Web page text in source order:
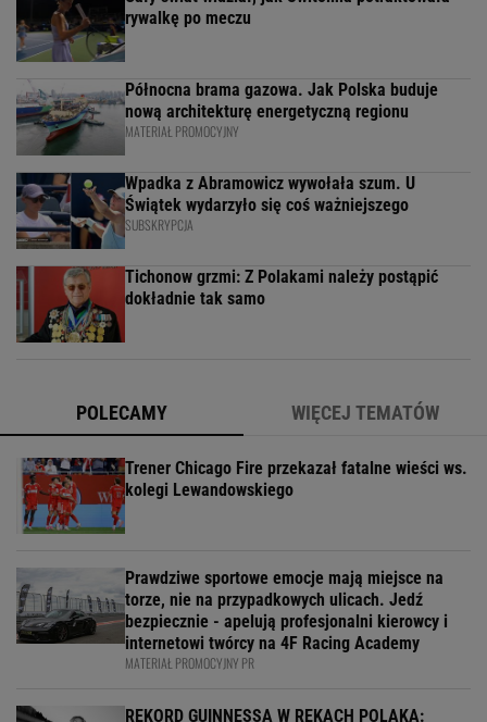
rywalkę po meczu
Północna brama gazowa. Jak Polska buduje
nową architekturę energetyczną regionu
MATERIAŁ PROMOCYJNY
Wpadka z Abramowicz wywołała szum. U
Świątek wydarzyło się coś ważniejszego
SUBSKRYPCJA
Tichonow grzmi: Z Polakami należy postąpić
dokładnie tak samo
POLECAMY WIĘCEJ TEMATÓW
Trener Chicago Fire przekazał fatalne wieści ws.
kolegi Lewandowskiego
Prawdziwe sportowe emocje mają miejsce na
torze, nie na przypadkowych ulicach. Jedź
bezpiecznie - apelują profesjonalni kierowcy i
internetowi twórcy na 4F Racing Academy
MATERIAŁ PROMOCYJNY PR
REKORD GUINNESSA W RĘKACH POLAKA: